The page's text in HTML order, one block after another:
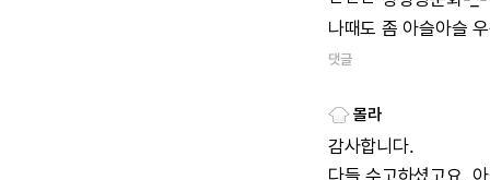
나때도 좀 아슬아슬
댓글
몰라
감사합니다.
다들수고하셨고요,